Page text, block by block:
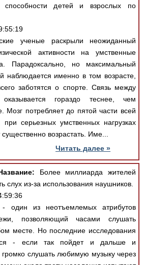
способности детей и взрослых по
ученые раскрыли неожиданный
активности на умственные
Парадоксально, но максимальный
наблюдается именно в том возрасте,
заботятся о спорте. Связь между
гораздо теснее, чем
Мозг потребляет до пятой части всей
серьезных умственных нагрузках
возрастать. Име...
Читать далее »
Более миллиарда жителей
слух из-за использования наушников.
один из неотъемлемых атрибутов
позволяющий часами слушать
месте. Но последние исследования
- если так пойдет и дальше и
слушать любимую музыку через